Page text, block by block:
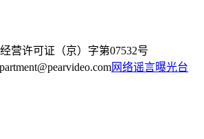
营许可证（京）字第07532号
网络谣言曝光台